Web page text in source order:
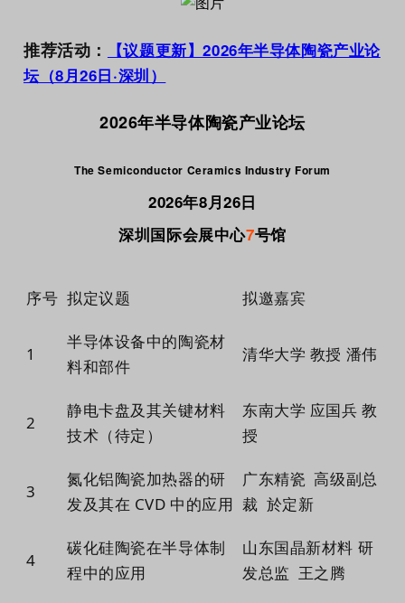
推荐活动：
【议题更新】2026年半导体陶瓷产业论
坛（8月26日·深圳）
2026年半导体陶瓷产业论坛
The Semiconductor Ceramics Industry Forum
2026年8月26日
深圳国际会展中心7号馆
序号 拟定议题 拟邀嘉宾
1
半导体设备中的陶瓷材
料和部件
清华大学 教授 潘伟
2
静电卡盘及其关键材料
技术（待定）
东南大学 应国兵 教
授
3
氮化铝陶瓷加热器的研
发及其在 CVD 中的应用
广东精瓷 高级副总
裁 於定新
4
碳化硅陶瓷在半导体制
程中的应用
山东国晶新材料 研
发总监 王之腾